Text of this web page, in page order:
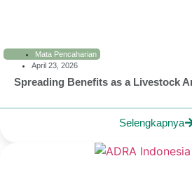
Mata Pencaharian
April 23, 2026
Spreading Benefits as a Livestock
Selengkapnya